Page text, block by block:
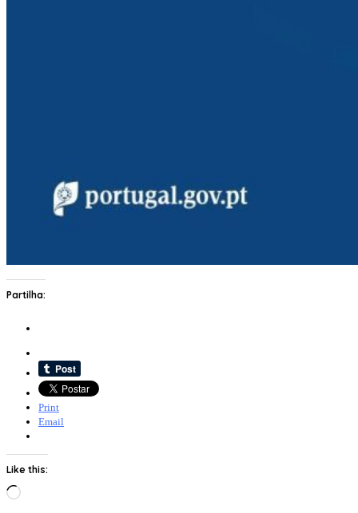
Partilha:
Print
Email
Like this:
Loading…